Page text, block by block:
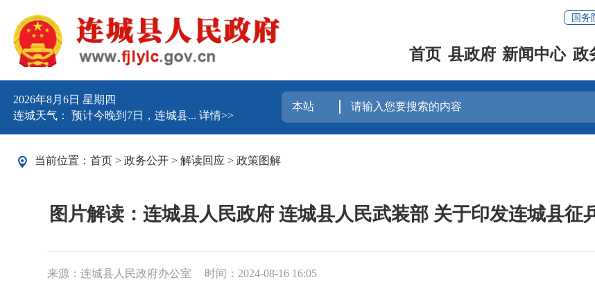
国务
首页 县政府 新闻中心 政
2026年8月6日 星期四
连城天气： 预计今晚到7日，连城县...详情>>
当前位置： 首页 > 政务公开 > 解读回应 > 政策图解
图片解读：连城县人民政府 连城县人民武装部 关于印发连城县
来源：连城县人民政府办公室 时间：2024-08-16 16:05